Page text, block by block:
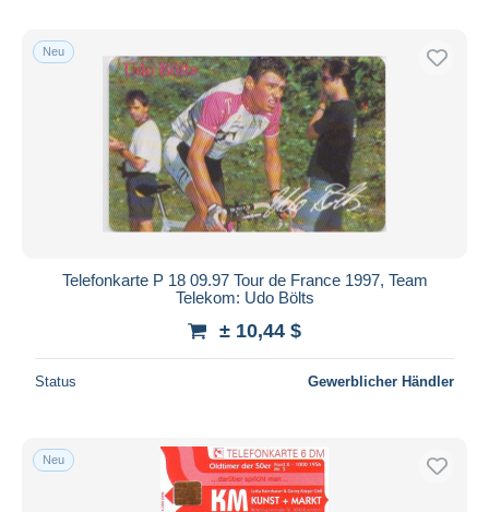
Neu
Telefonkarte P 18 09.97 Tour de France 1997, Team
Telekom: Udo Bölts
± 10,44 $
Status Gewerblicher Händler
Neu